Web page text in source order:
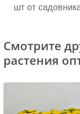
шт от
Смотрите
растения